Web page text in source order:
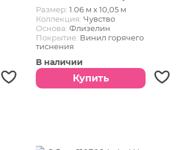
Размер: 1.06 м х 10,05 м
Коллекция: Чувство
Основа: Флизелин
Покрытие: Винил горячего
тиснения
В наличии
Купить